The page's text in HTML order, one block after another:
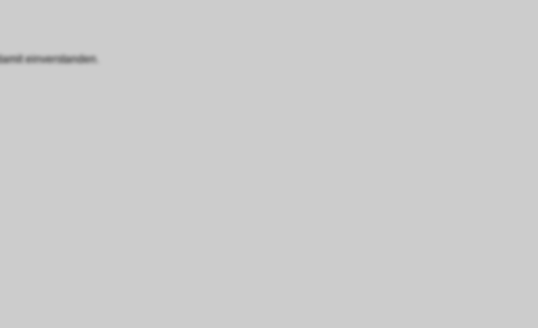
einverstanden.